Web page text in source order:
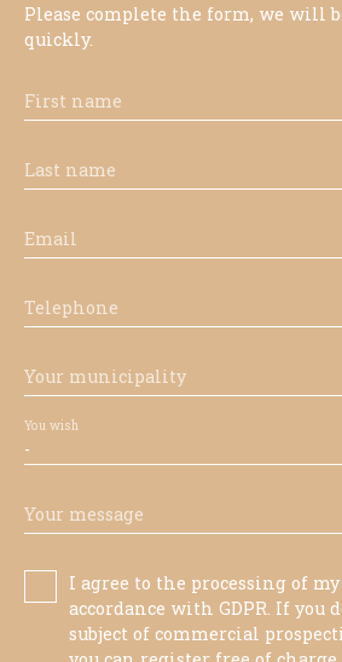
Please complete the form, we will
quickly.
First name
Last name
Email
Telephone
Your municipality
-
You wish
Your message
I agree to the processing of
accordance with GDPR. If you
subject of commercial